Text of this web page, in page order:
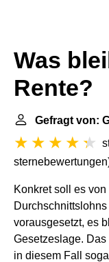
Was
Rente?
Gefragt von:
sternebewertungen
Konkret soll es
vorausgesetzt, es
Gesetzeslage.
in diesem Fall